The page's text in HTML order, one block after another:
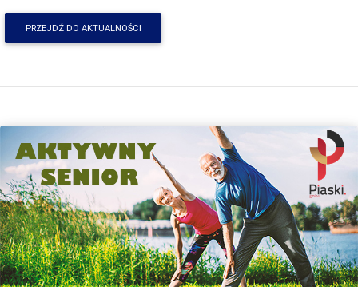
PRZEJDŹ DO AKTUALNOŚCI